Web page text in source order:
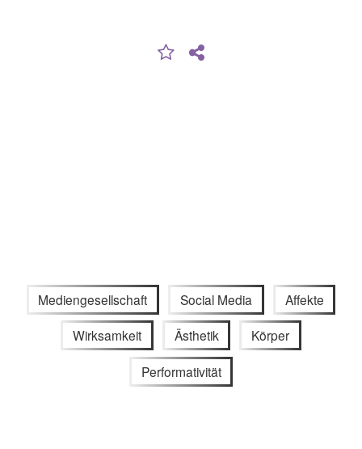
Mediengesellschaft Social Media Affekte
Wirksamkeit Ästhetik Körper
Performativität